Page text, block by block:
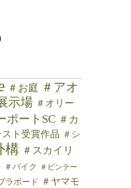
＃お庭 ＃アオ
示場 ＃オリー
ポートSC ＃カ
スト受賞作品 ＃シ
構 ＃スカイリ
＃バイク
＃ビンテー
ラボード ＃ヤマモ